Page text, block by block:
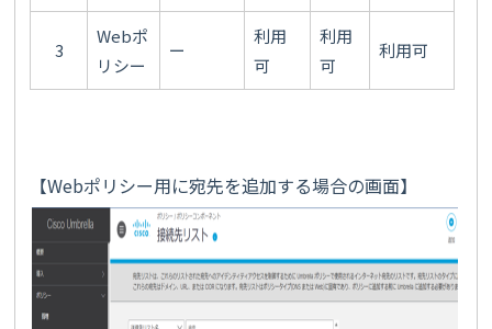
3
Webポ
リシー
ー
利用
可
利用
可
利用可
【Webポリシー用に宛先を追加する場合の画面】